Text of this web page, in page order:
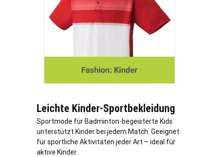
Leichte Kinder-Sportbekleidung
Sportmode für Badminton-begeisterte Kids
unterstützt Kinder bei jedem Match. Geeignet
für sportliche Aktivitäten jeder Art – ideal für
aktive Kinder.